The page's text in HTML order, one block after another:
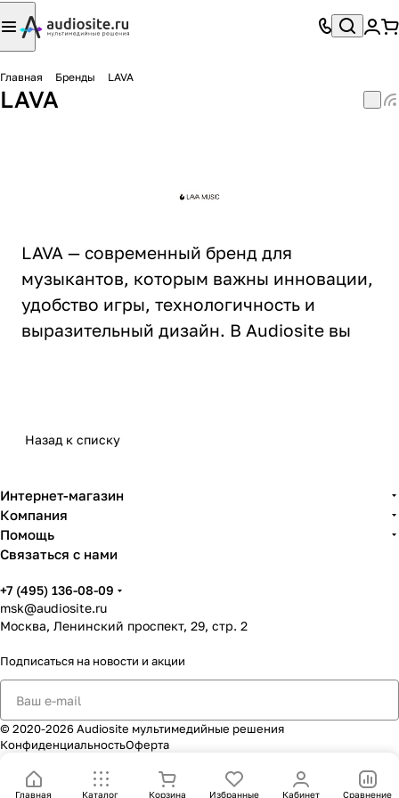
Главная Бренды LAVA
LAVA
LAVA — современный бренд для
музыкантов, которым важны инновации,
удобство игры, технологичность и
выразительный дизайн. В Audiosite вы
подбором под стиль игры и доставкой в
Почему LAVA привлекает
музыкантов
Бренд LAVA ассоциируется с новым подходом к
музыкальным инструментам: эргономика,
современные материалы, встроенные функции,
творческой работы без лишних ограничений. Это
решение для тех, кто хочет не просто
инструмент, а более гибкую и вдохновляющую
музыкальную среду.
Назад к списку
Интернет-магазин
Компания
Помощь
Связаться с нами
+7 (495) 136-08-09
msk@audiosite.ru
Москва, Ленинский проспект, 29, стр. 2
Подписаться на новости и акции
© 2020-2026 Audiosite мультимедийные решения
КонфиденциальностьОферта
Главная Каталог Корзина Избранные Кабинет Сравнение